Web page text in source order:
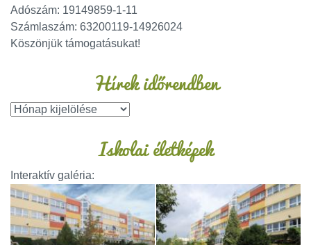
Adószám: 19149859-1-11
Számlaszám: 63200119-14926024
Köszönjük támogatásukat!
Hírek időrendben
Iskolai életképek
Interaktív galéria: